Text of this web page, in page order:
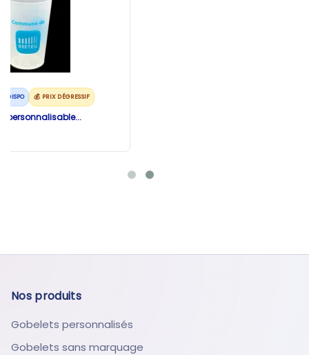
✅ DISPO 💰 PRIX DÉGRESSIF
personnalisable...
Nos produits
Gobelets personnalisés
Gobelets sans marquage